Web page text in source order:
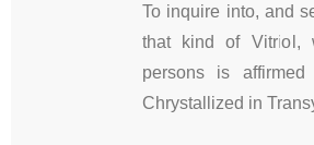
To inquire into, and
that kind of Vitriol,
persons is
Chrystallized in